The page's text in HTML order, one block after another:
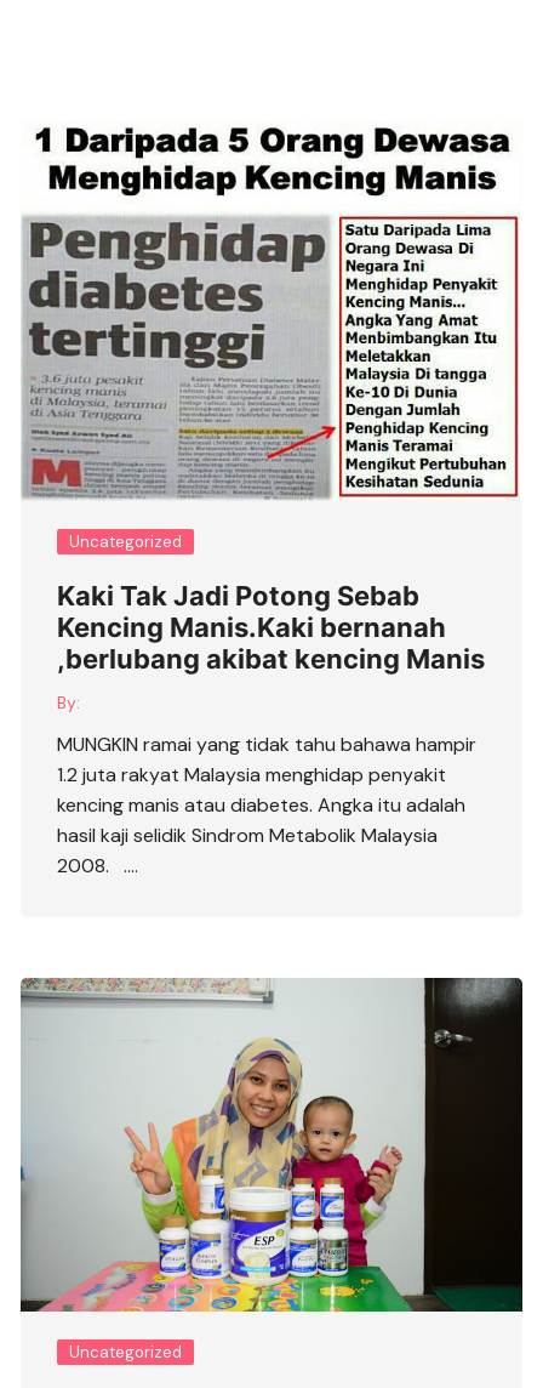
Uncategorized
Kaki Tak Jadi Potong Sebab
Kencing Manis.Kaki bernanah
,berlubang akibat kencing Manis
By:
MUNGKIN ramai yang tidak tahu bahawa hampir
1.2 juta rakyat Malaysia menghidap penyakit
kencing manis atau diabetes. Angka itu adalah
hasil kaji selidik Sindrom Metabolik Malaysia
2008. ….
Uncategorized